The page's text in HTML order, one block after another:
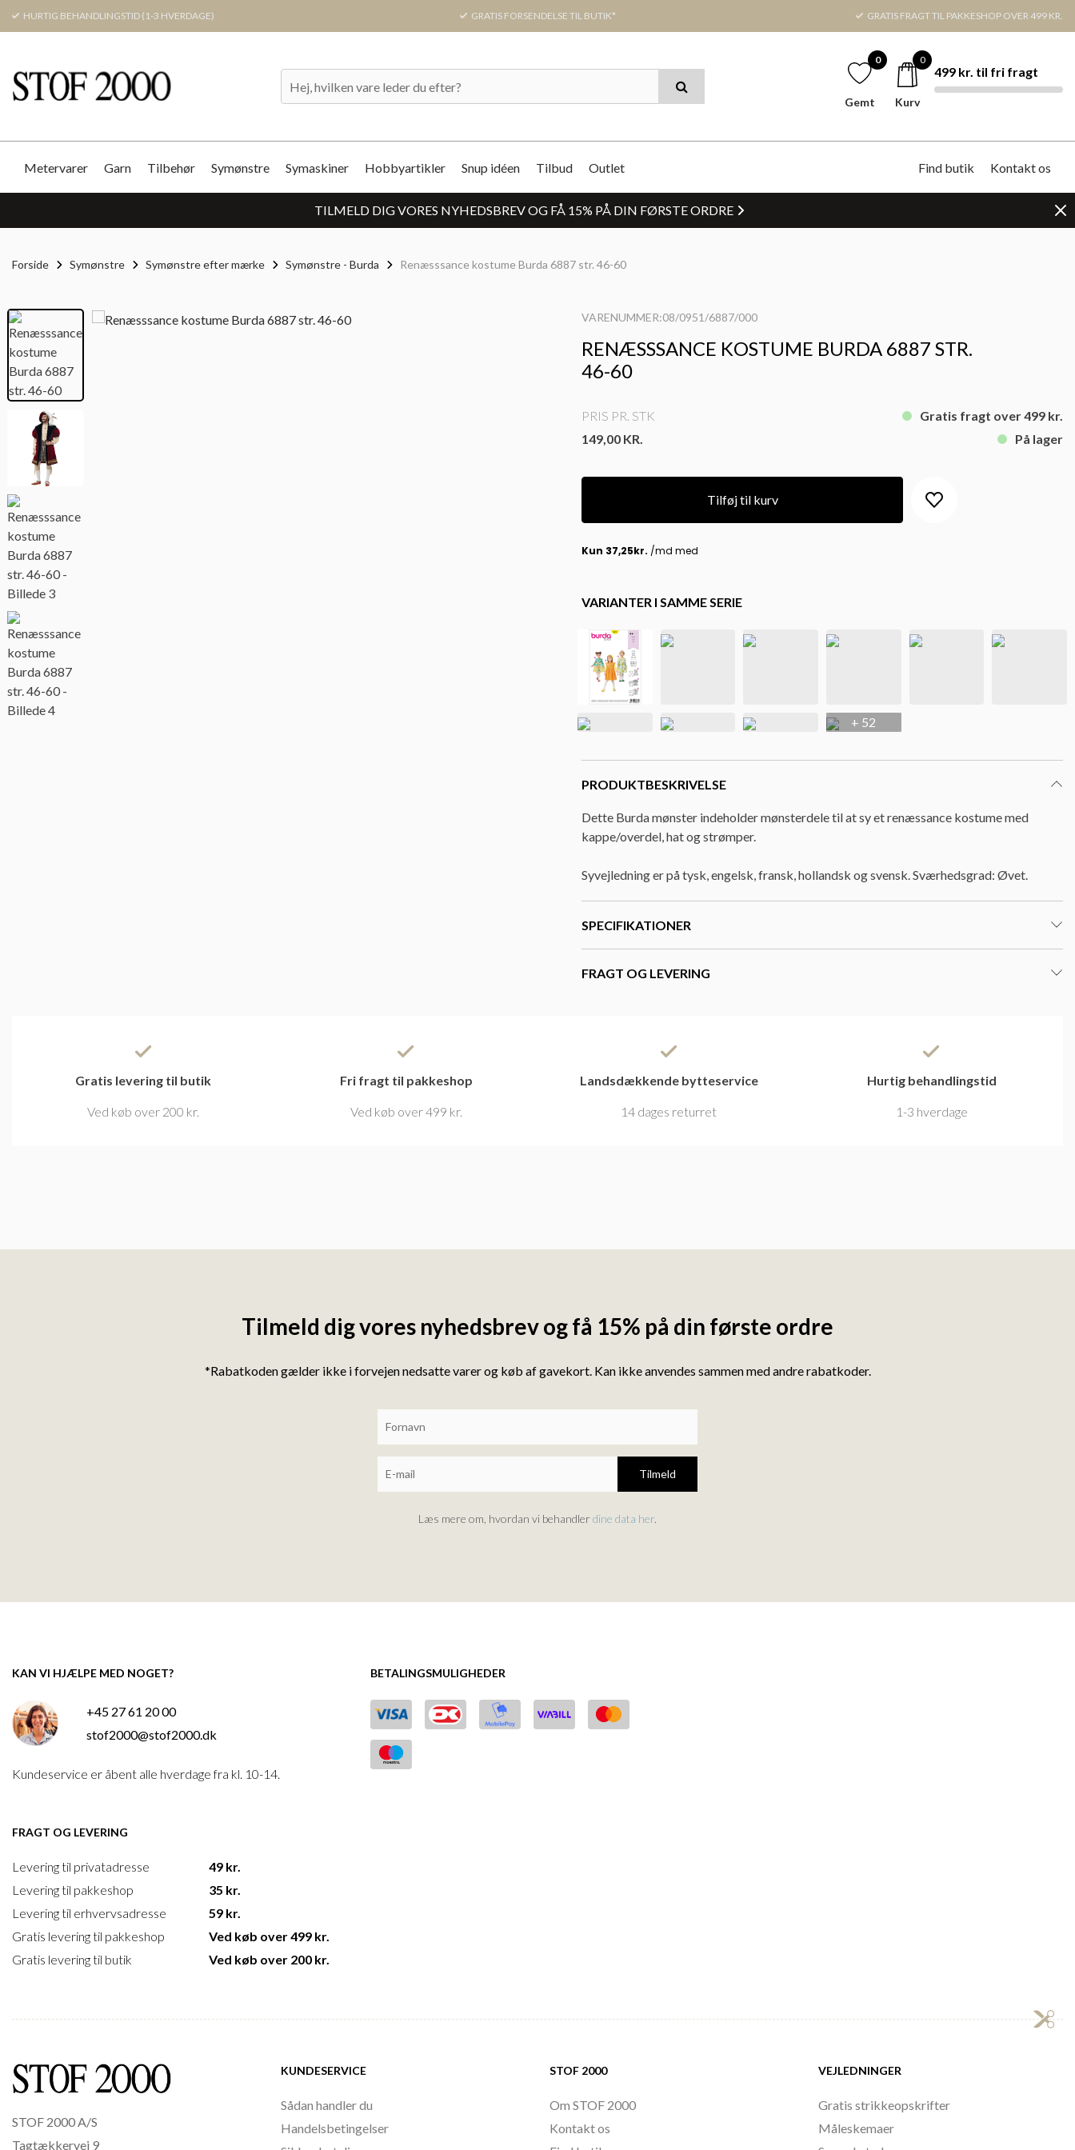
HURTIG BEHANDLINGSTID (1-3 HVERDAGE) GRATIS FORSENDELSE TIL BUTIK* GRATIS FRAGT TIL PAKKESHOP OVER 499 KR.
0
Gemt
0
Kurv
499 kr. til fri fragt
Metervarer Garn Tilbehør Symønstre Symaskiner Hobbyartikler Snup idéen Tilbud Outlet Find butik Kontakt os
TILMELD DIG VORES NYHEDSBREV OG FÅ 15% PÅ DIN FØRSTE ORDRE
Forside Symønstre Symønstre efter mærke Symønstre - Burda Renæsssance kostume Burda 6887 str. 46-60
VARENUMMER:08/0951/6887/000
RENÆSSSANCE KOSTUME BURDA 6887 STR.
46-60
PRIS PR. STK
149,00 KR.
Gratis fragt over 499 kr.
På lager
Tilføj til kurv
VARIANTER I SAMME SERIE
+ 52
PRODUKTBESKRIVELSE
Dette Burda mønster indeholder mønsterdele til at sy et renæssance kostume med
kappe/overdel, hat og strømper.
Syvejledning er på tysk, engelsk, fransk, hollandsk og svensk. Sværhedsgrad: Øvet.
SPECIFIKATIONER
FRAGT OG LEVERING
Gratis levering til butik
Ved køb over 200 kr.
Fri fragt til pakkeshop
Ved køb over 499 kr.
Landsdækkende bytteservice
14 dages returret
Hurtig behandlingstid
1-3 hverdage
Tilmeld dig vores nyhedsbrev og få 15% på din første ordre
*Rabatkoden gælder ikke i forvejen nedsatte varer og køb af gavekort. Kan ikke anvendes sammen med andre rabatkoder.
Tilmeld
Læs mere om, hvordan vi behandler dine data her.
KAN VI HJÆLPE MED NOGET?
+45 27 61 20 00
stof2000@stof2000.dk
Kundeservice er åbent alle hverdage fra kl. 10-14.
BETALINGSMULIGHEDER
FRAGT OG LEVERING
Levering til privatadresse
Levering til pakkeshop
Levering til erhvervsadresse
Gratis levering til pakkeshop
Gratis levering til butik
49 kr.
35 kr.
59 kr.
Ved køb over 499 kr.
Ved køb over 200 kr.
STOF 2000 A/S
Tagtækkervej 9
KUNDESERVICE
Sådan handler du
Handelsbetingelser
STOF 2000
Om STOF 2000
Kontakt os
VEJLEDNINGER
Gratis strikkeopskrifter
Måleskemaer